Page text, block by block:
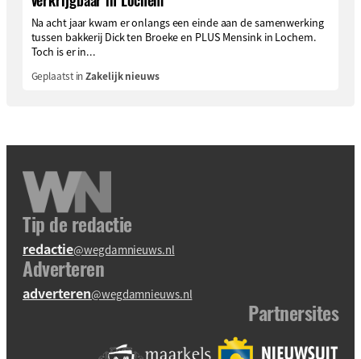
Na acht jaar kwam er onlangs een einde aan de samenwerking
tussen bakkerij Dick ten Broeke en PLUS Mensink in Lochem.
Toch is er in...
Geplaatst inZakelijk nieuws
Tip de redactie
redactie@wegdamnieuws.nl
Adverteren
adverteren@wegdamnieuws.nl
Partnersites